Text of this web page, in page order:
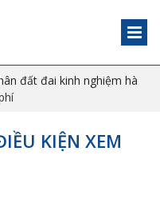
đất đai kinh nghiệm hà
KIỆN XEM